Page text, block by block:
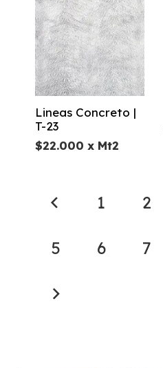
Lineas Concreto |
T-23
$22.000 x Mt2
1 2
5 6 7